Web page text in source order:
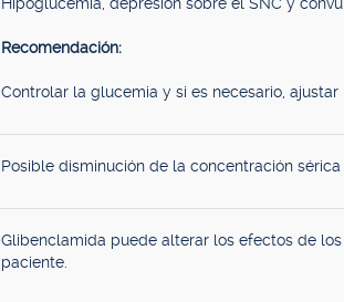
Recomendación:
Controlar la glucemia y si es necesario,
Posible disminución de la concentración
Glibenclamida puede alterar los efectos de
paciente.